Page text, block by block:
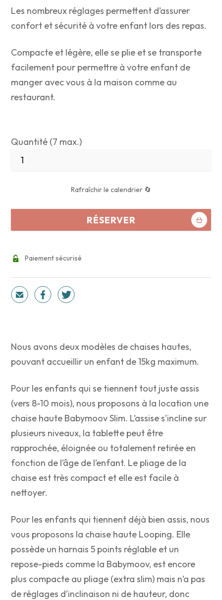
Les nombreux réglages permettent d’assurer
confort et sécurité à votre enfant lors des repas.
Compacte et légère, elle se plie et se transporte
facilement pour permettre à votre enfant de
manger avec vous à la maison comme au
restaurant.
Quantité (7 max.)
Rafraîchir le calendrier 🔄
RÉSERVER
Paiement sécurisé
Nous avons deux modèles de chaises hautes,
pouvant accueillir un enfant de 15kg maximum.
Pour les enfants qui se tiennent tout juste assis
(vers 8-10 mois), nous proposons à la location une
chaise haute Babymoov Slim. L’assise s’incline sur
plusieurs niveaux, la tablette peut être
rapprochée, éloignée ou totalement retirée en
fonction de l’âge de l’enfant. Le pliage de la
chaise est très compact et elle est facile à
nettoyer.
Pour les enfants qui tiennent déjà bien assis, nous
vous proposons la chaise haute Looping. Elle
possède un harnais 5 points réglable et un
repose-pieds comme la Babymoov, est encore
plus compacte au pliage (extra slim) mais n’a pas
de réglages d’inclinaison ni de hauteur, donc